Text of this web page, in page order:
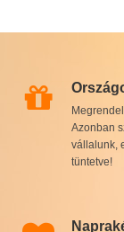
Azonban
vállalunk,
tüntetve!